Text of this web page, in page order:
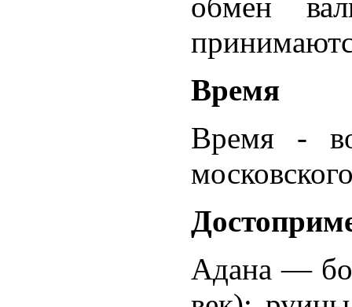
Время
Время -
Адана —